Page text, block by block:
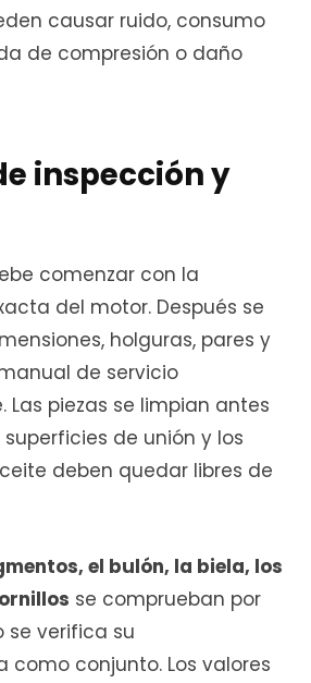
causar ruido, consumo
de compresión o daño
inspección y
comenzar con la
del motor. Después se
holguras, pares y
de servicio
Las piezas se limpian antes
de unión y los
deben quedar libres de
el bulón, la biela, los
se comprueban por
se verifica su
como conjunto. Los valores